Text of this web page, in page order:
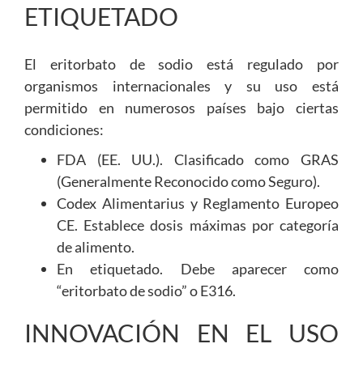
ETIQUETADO
El eritorbato de sodio está regulado por
organismos internacionales y su uso está
permitido en numerosos países bajo ciertas
condiciones:
FDA (EE. UU.). Clasificado como GRAS
(Generalmente Reconocido como Seguro).
Codex Alimentarius y Reglamento Europeo
CE. Establece dosis máximas por categoría
de alimento.
En etiquetado. Debe aparecer como
“eritorbato de sodio” o E316.
INNOVACIÓN EN EL USO